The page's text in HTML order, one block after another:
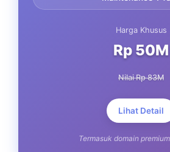
Harga Khusus
Rp 50M
Nilai Rp 83M
Lihat Detail
Termasuk domain